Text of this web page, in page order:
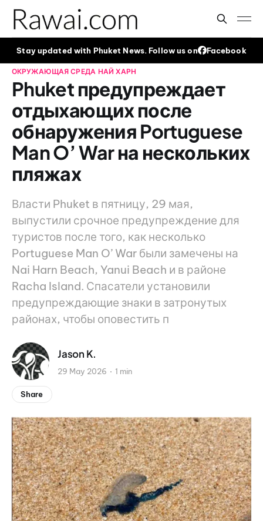
Stay updated with Phuket News. Follow us on Facebook
ОКРУЖАЮЩАЯ СРЕДА НАЙ ХАРН
Phuket предупреждает
отдыхающих после
обнаружения Portuguese
Man O’ War на нескольких
пляжах
Власти Phuket в пятницу, 29 мая,
выпустили срочное предупреждение для
туристов после того, как несколько
Portuguese Man O’ War были замечены на
Nai Harn Beach, Yanui Beach и в районе
Racha Island. Спасатели установили
предупреждающие знаки в затронутых
районах, чтобы оповестить п
Jason K.
29 May 2026 1 min
Share